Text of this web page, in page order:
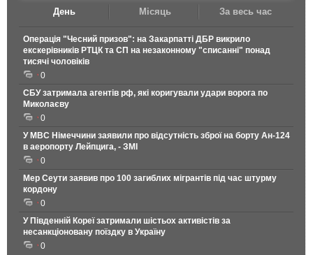
День Місяць За весь час
Операція "Чесний призов": на Закарпатті ДБР викрило
екскерівників РТЦК та СП на незаконному "списанні" понад
тисячі чоловіків
0
СБУ затримала агентів рф, які коригували удари ворога по
Миколаєву
0
У МВС Німеччини заявили про відсутність зброї на борту Ан-124
в аеропорту Лейпцига, - ЗМІ
0
Мер Сеути заявив про 100 загиблих мігрантів під час штурму
кордону
0
У Південній Кореї затримали шістьох активістів за
несанкціоновану поїздку в Україну
0